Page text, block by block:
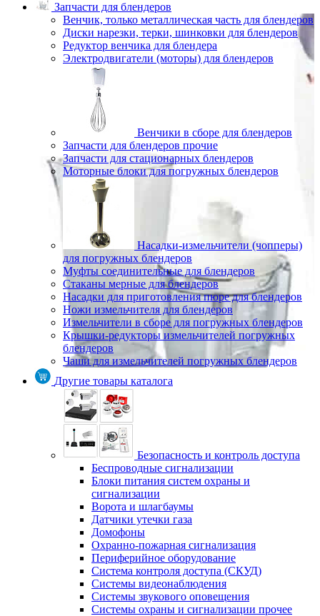
Запчасти для блендеров
Венчик, только металлическая часть для блендеров
Диски нарезки, терки, шинковки для блендеров
Редуктор венчика для блендера
Электродвигатели (моторы) для блендеров
Венчики в сборе для блендеров
Запчасти для блендеров прочие
Запчасти для стационарных блендеров
Моторные блоки для погружных блендеров
Насадки-измельчители (чопперы)
для погружных блендеров
Муфты соединительные для блендеров
Стаканы мерные для блендеров
Насадки для приготовления пюре для блендеров
Ножи измельчителя для блендеров
Измельчители в сборе для погружных блендеров
Крышки-редукторы измельчителей погружных
блендеров
Чаши для измельчителей погружных блендеров
Другие товары каталога
Безопасность и контроль доступа
Беспроводные сигнализации
Блоки питания систем охраны и
сигнализации
Ворота и шлагбаумы
Датчики утечки газа
Домофоны
Охранно-пожарная сигнализация
Периферийное оборудование
Система контроля доступа (СКУД)
Системы видеонаблюдения
Системы звукового оповещения
Системы охраны и сигнализации прочее